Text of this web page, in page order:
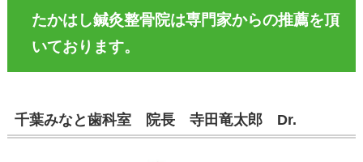
たかはし鍼灸整骨院は専門家からの推薦を頂
いております。
千葉みなと歯科室 院長 寺田竜太郎 Dr.